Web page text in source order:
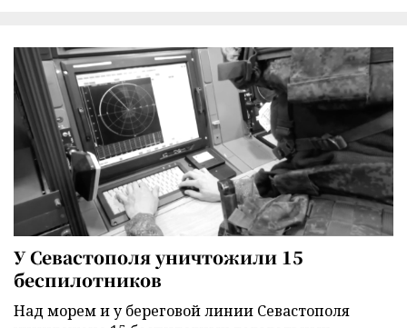
У Севастополя уничтожили 15
беспилотников
Над морем и у береговой линии Севастополя